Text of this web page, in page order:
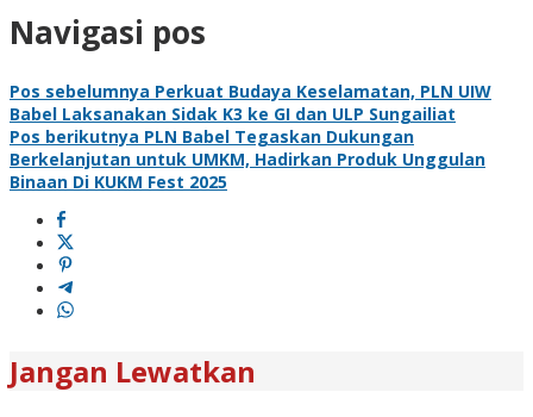
Navigasi pos
Pos sebelumnya Perkuat Budaya Keselamatan, PLN UIW
Babel Laksanakan Sidak K3 ke GI dan ULP Sungailiat
Pos berikutnya PLN Babel Tegaskan Dukungan
Berkelanjutan untuk UMKM, Hadirkan Produk Unggulan
Binaan Di KUKM Fest 2025
Jangan Lewatkan